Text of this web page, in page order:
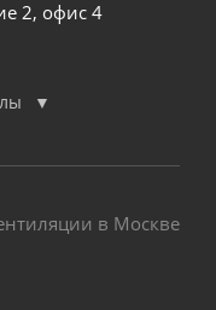
2, офис 4
в Москве